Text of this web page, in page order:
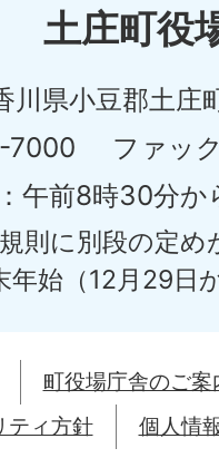
ち
う
土
庄
町
Tonosyo
Town
土庄町役
川県小豆郡土庄
7000
ファッ
午前8時30分か
則に別段の定め
年始（12月29日
町役場庁舎のご案
ティ方針
個人情